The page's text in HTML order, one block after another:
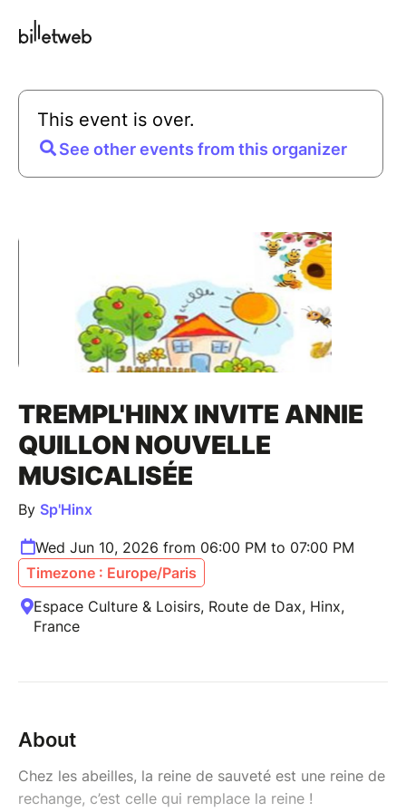
This event is over.
See other events from this organizer
TREMPL'HINX INVITE ANNIE
QUILLON NOUVELLE
MUSICALISÉE
By Sp'Hinx
Wed Jun 10, 2026 from 06:00 PM to 07:00 PM
Timezone : Europe/Paris
Espace Culture & Loisirs, Route de Dax, Hinx,
France
About
Chez les abeilles, la reine de sauveté est une reine de
rechange, c’est celle qui remplace la reine !